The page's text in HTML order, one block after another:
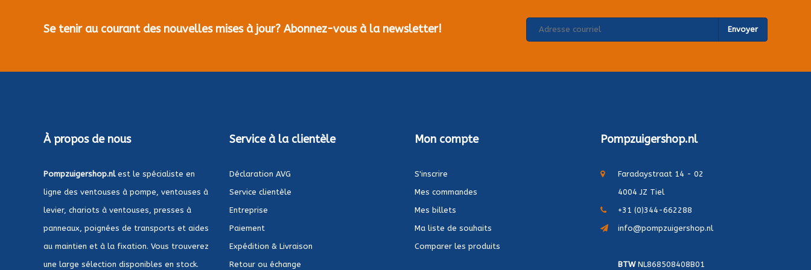
Se tenir au courant des nouvelles mises à jour? Abonnez-vous à la newsletter! Envoyer
À propos de nous
Pompzuigershop.nlest le spécialiste en
ligne des ventouses à pompe, ventouses à
levier, chariots à ventouses, presses à
panneaux, poignées de transports et aides
au maintien et à la fixation. Vous trouverez
une large sélection disponibles en stock.
Service à la clientèle
Déclaration AVG
Service clientèle
Entreprise
Paiement
Expédition & Livraison
Retour ou échange
Mon compte
S'inscrire
Mes commandes
Mes billets
Ma liste de souhaits
Comparer les produits
Pompzuigershop.nl
Faradaystraat 14 - 02
4004 JZ Tiel
+31 (0)344-662288
info@pompzuigershop.nl
BTWNL868508408B01